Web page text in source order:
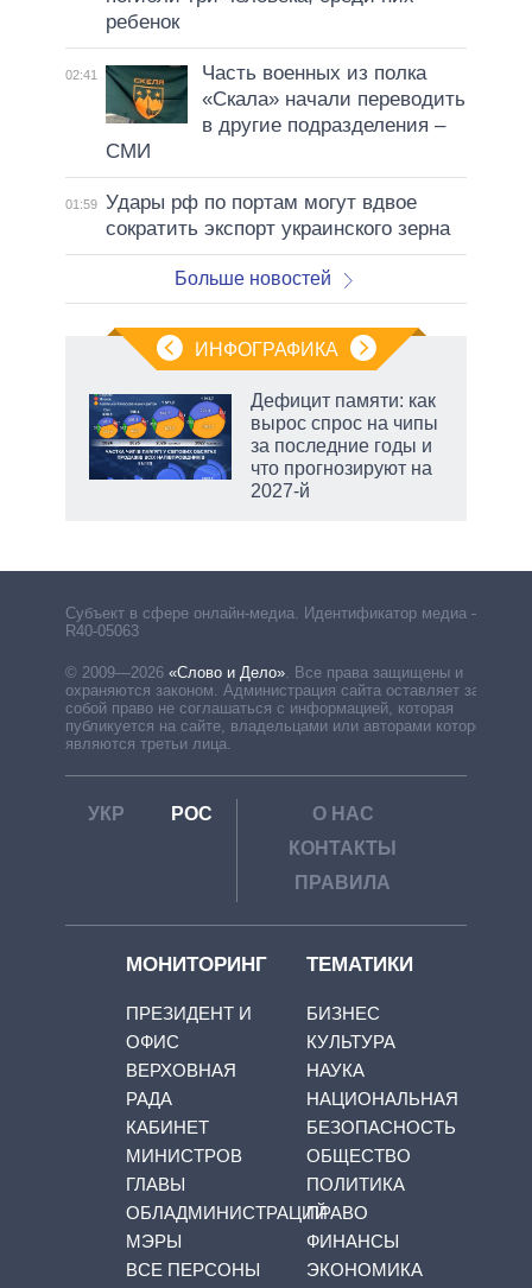
ребенок
02:41
Часть военных из полка
«Скала» начали переводить
в другие подразделения –
СМИ
01:59 Удары рф по портам могут вдвое
сократить экспорт украинского зерна
Больше новостей
ИНФОГРАФИКА
Дефицит памяти: как
вырос спрос на чипы
за последние годы и
что прогнозируют на
2027-й
Субъект в сфере онлайн-медиа. Идентификатор медиа –
R40-05063
© 2009—2026 «Слово и Дело» Все права защищены и
охраняются законом. Администрация сайта оставляет за
собой право не соглашаться с информацией, которая
публикуется на сайте, владельцами или авторами которой
являются третьи лица.
УКР РОС
О НАС
КОНТАКТЫ
ПРАВИЛА
МОНИТОРИНГ
ПРЕЗИДЕНТ И
ОФИС
ВЕРХОВНАЯ
РАДА
КАБИНЕТ
МИНИСТРОВ
ГЛАВЫ
ОБЛАДМИНИСТРАЦИЙ
МЭРЫ
ВСЕ ПЕРСОНЫ
ТЕМАТИКИ
БИЗНЕС
КУЛЬТУРА
НАУКА
НАЦИОНАЛЬНАЯ
БЕЗОПАСНОСТЬ
ОБЩЕСТВО
ПОЛИТИКА
ПРАВО
ФИНАНСЫ
ЭКОНОМИКА